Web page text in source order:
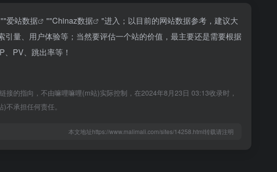
""爱站数据 ""Chinaz数据
"进入；以目前的网站数据参考，建议大
量、用户体验等；当然要评估一个站的价值，最主要还是需要根据
PV、跳出率等！
的指向，不由嘛哩嘛哩(m站)实际控制，在2024年8月23日 03:13收录时，
承担任何责任。
本文地址https://www.malimali.com/sites/14258.html转载请注明